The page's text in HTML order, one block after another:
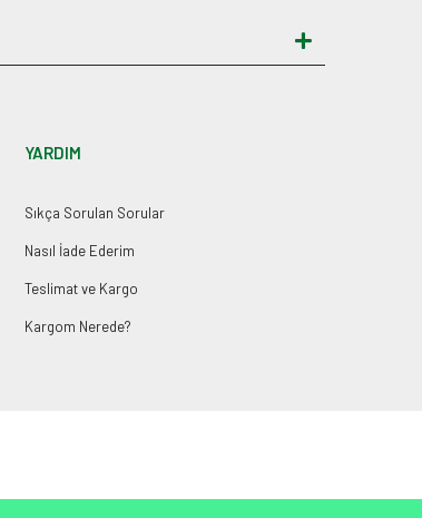
YARDIM
Sıkça Sorulan Sorular
Nasıl İade Ederim
Teslimat ve Kargo
Kargom Nerede?